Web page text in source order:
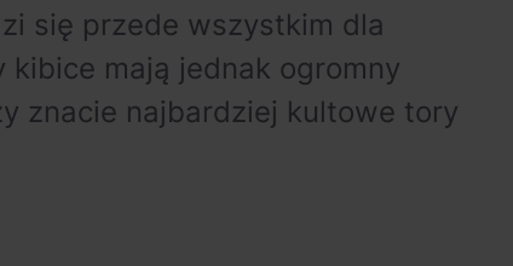
się przede wszystkim dla
mają jednak ogromny
znacie najbardziej kultowe tory